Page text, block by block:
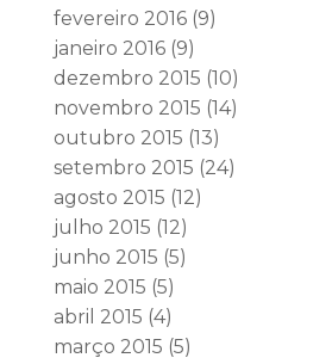
fevereiro 2016(9)
janeiro 2016(9)
dezembro 2015 (10)
novembro 2015 (14)
outubro 2015 (13)
setembro 2015 (24)
agosto 2015 (12)
julho 2015 (12)
junho 2015 (5)
maio 2015 (5)
abril 2015 (4)
março 2015 (5)